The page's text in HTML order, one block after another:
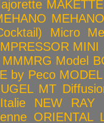
MAKETTE
Micro
MINI
MMMRG Model
by Peco
MT
NEW RAY
ORIENTAL